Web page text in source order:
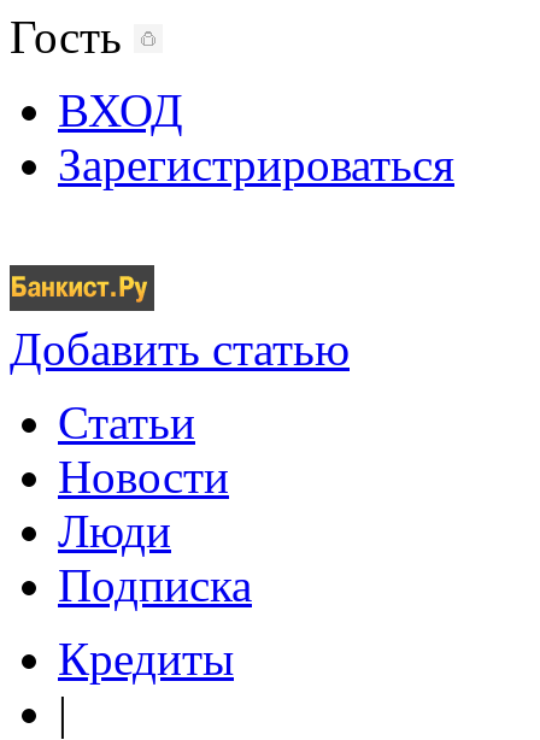
Гость
ВХОД
Зарегистрироваться
Добавить статью
Статьи
Новости
Люди
Подписка
Кредиты
|